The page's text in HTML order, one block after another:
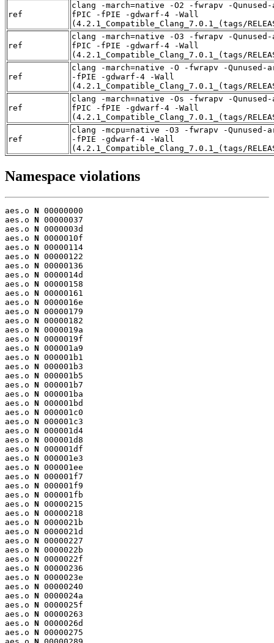
ref
clang -march=native -O2 -fwrapv -
fPIC -fPIE -gdwarf-4 -Wall
(4.2.1_Compatible_Clang_7.0.1_(tags/
ref
clang -march=native -O3 -fwrapv -
fPIC -fPIE -gdwarf-4 -Wall
(4.2.1_Compatible_Clang_7.0.1_(tags/
ref
clang -march=native -O -fwrapv -Qunused-
-fPIE -gdwarf-4 -Wall
(4.2.1_Compatible_Clang_7.0.1_(tags/
ref
clang -march=native -Os -fwrapv -
fPIC -fPIE -gdwarf-4 -Wall
(4.2.1_Compatible_Clang_7.0.1_(tags/
ref
clang -mcpu=native -O3 -fwrapv -Qunused-
-fPIE -gdwarf-4 -Wall
(4.2.1_Compatible_Clang_7.0.1_(tags/
Namespace violations
aes.o N 00000000
aes.o N 00000037
aes.o N 0000003d
aes.o N 0000010f
aes.o N 00000114
aes.o N 00000122
aes.o N 00000136
aes.o N 0000014d
aes.o N 00000158
aes.o N 00000161
aes.o N 0000016e
aes.o N 00000179
aes.o N 00000182
aes.o N 0000019a
aes.o N 0000019f
aes.o N 000001a9
aes.o N 000001b1
aes.o N 000001b3
aes.o N 000001b5
aes.o N 000001b7
aes.o N 000001ba
aes.o N 000001bd
aes.o N 000001c0
aes.o N 000001c3
aes.o N 000001d4
aes.o N 000001d8
aes.o N 000001df
aes.o N 000001e3
aes.o N 000001ee
aes.o N 000001f7
aes.o N 000001f9
aes.o N 000001fb
aes.o N 00000215
aes.o N 00000218
aes.o N 0000021b
aes.o N 0000021d
aes.o N 00000227
aes.o N 0000022b
aes.o N 0000022f
aes.o N 00000236
aes.o N 0000023e
aes.o N 00000240
aes.o N 0000024a
aes.o N 0000025f
aes.o N 00000263
aes.o N 0000026d
aes.o N 00000275